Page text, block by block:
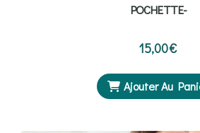
POCHETTE-
15,00€
Ajouter Au